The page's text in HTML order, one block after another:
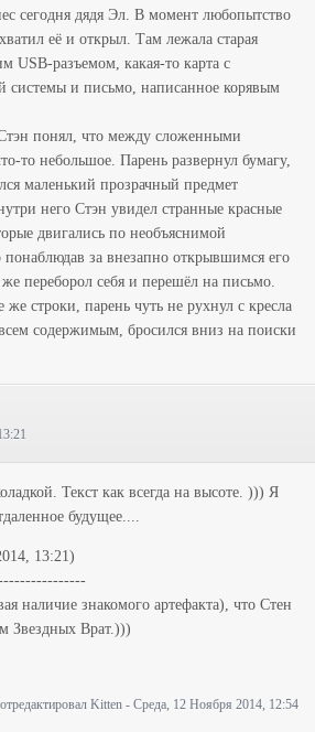
сегодня дядя Эл. В момент любопытство
её и открыл. Там лежала старая
USB-разъемом, какая-то карта с
системы и письмо, написанное корявым
понял, что между сложенными
то небольшое. Парень развернул бумагу,
маленький прозрачный предмет
него Стэн увидел странные красные
двигались по необъяснимой
понаблюдав за внезапно открывшимся его
переборол себя и перешёл на письмо.
строки, парень чуть не рухнул с кресла
содержимым, бросился вниз на поиски
Текст как всегда на высоте. ))) Я
будущее....
13:21)
наличие знакомого артефакта), что Стен
Звездных Врат.)))
Kitten - Среда, 12 Ноября 2014, 12:54